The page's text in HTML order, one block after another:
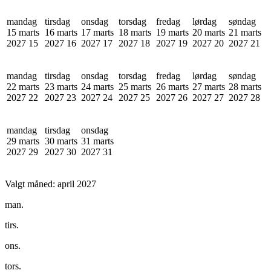
mandag
15 marts
2027 15
tirsdag
16 marts
2027 16
onsdag
17 marts
2027 17
torsdag
18 marts
2027 18
fredag
19 marts
2027 19
lørdag
20 marts
2027 20
søndag
21 marts
2027 21
mandag
22 marts
2027 22
tirsdag
23 marts
2027 23
onsdag
24 marts
2027 24
torsdag
25 marts
2027 25
fredag
26 marts
2027 26
lørdag
27 marts
2027 27
søndag
28 marts
2027 28
mandag
29 marts
2027 29
tirsdag
30 marts
2027 30
onsdag
31 marts
2027 31
Valgt måned: april 2027
man.
tirs.
ons.
tors.